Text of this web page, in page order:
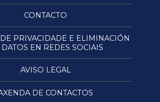
CONTACTO
PRIVACIDADE E ELIMINACIÓN
EN REDES SOCIAIS
AVISO LEGAL
DE CONTACTOS